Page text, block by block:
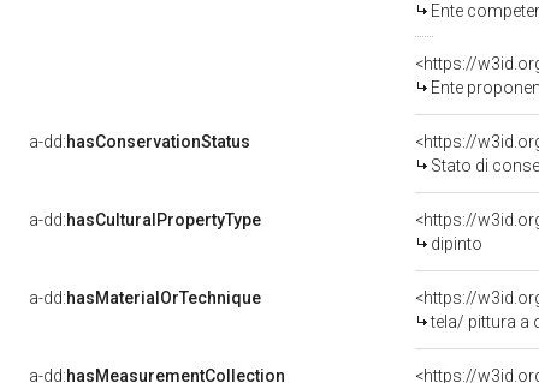
Ente competente per tutela
<https://
Ente
a-dd:hasConservationStatus
<https://
Stato di
a-dd:hasCulturalPropertyType
<https://
dipinto
a-dd:hasMaterialOrTechnique
<https://
tela/ pittura a
a-dd:hasMeasurementCollection
<https://